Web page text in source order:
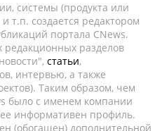
системы (продукта или
т.п. создается редактором
портала CNews.
редакционных разделов
статьи,
интервью, а также
Таким образом, чем
было с именем компании
информативен профиль.
(обогащен) дополнительной